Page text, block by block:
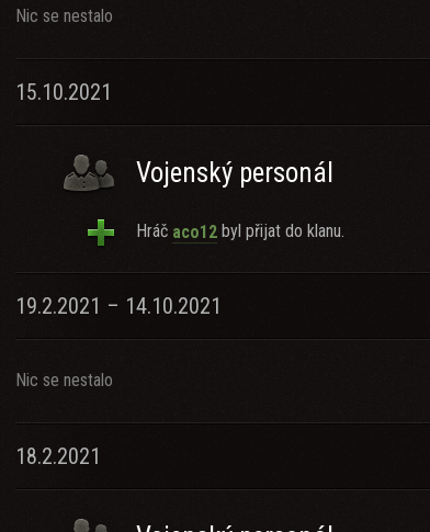
Nic se nestalo
15.10.2021
Vojenský personál
Hráč aco12 byl přijat do klanu.
19.2.2021 – 14.10.2021
Nic se nestalo
18.2.2021